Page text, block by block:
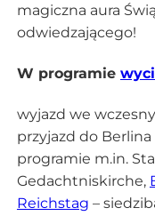
magiczna aura
odwiedzającego!
W programie
wyjazd we
przyjazd do
programie m.in.
Gedachtniskirche,
Reichstag –